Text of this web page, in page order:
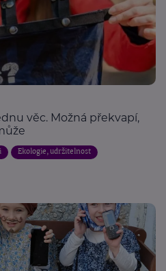
věc. Možná překvapí,
Ekologie, udržitelnost